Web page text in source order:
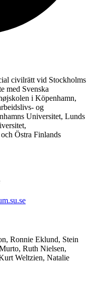
civilrätt vid Stockholms
med Svenska
i Köpenhamn,
og
Universitet, Lunds
Östra Finlands
Ronnie Eklund, Stein
Ruth Nielsen,
Weltzien, Natalie